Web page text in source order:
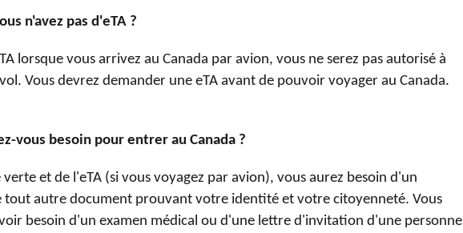
n'avez pas d'eTA ?
lorsque vous arrivez au Canada par avion, vous ne serez pas autorisé à
Vous devrez demander une eTA avant de pouvoir voyager au Canada.
vous besoin pour entrer au Canada ?
et de l'eTA (si vous voyagez par avion), vous aurez besoin d'un
tout autre document prouvant votre identité et votre citoyenneté. Vous
besoin d'un examen médical ou d'une lettre d'invitation d'une personne